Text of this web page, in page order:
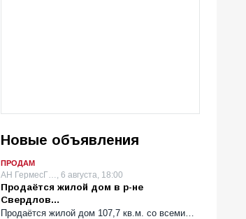
Новые объявления
ПРОДАМ
АН ГермесГ…, 6 августа, 18:00
Продаётся жилой дом в р-не
Свердлов…
Продаётся жилой дом 107,7 кв.м. со всеми…